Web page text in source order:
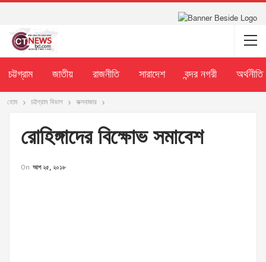
চট্টগ্রাম জাতীয় রাজনীতি সারাদেশ বন্দর নগরী অর্থনীতি
হোম চট্টগ্রাম বিভাগ কক্সবাজার
রোহিঙ্গাদের বিক্ষোভ সমাবেশ
On আগ ২৫, ২০১৮